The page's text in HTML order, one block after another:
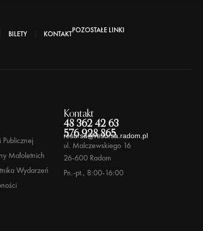
BILETY KONTAKTPOZOSTAŁE LINKI
Publicznej
Małoletnich
Wydarzeń
Kontakt
48 362 42 63
576 928 865
resursa@resursa.radom.pl
ul. Malczewskiego 16
26-600 Radom
Pn.-pt., 8:00-16:00